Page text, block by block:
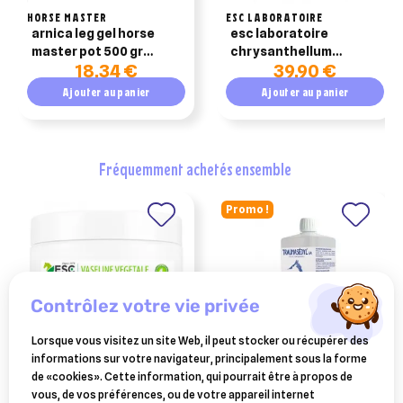
HORSE MASTER
arnica leg gel horse
master pot 500 gr
action rapide pour
cheval
18,34 €
Ajouter au panier
ESC LABORATOIRE
esc laboratoire
chrysanthellum
americanum
circulation 1kg
39,90 €
Ajouter au panier
fréquemment achetés ensemble
ESC LABORATOIRE
esc laboratoire soin
Promo !
BOIRON
traumasedyl 1 litre solution
contrôlez votre vie privée
Lorsque vous visitez un site Web, il peut stocker ou récupérer des
informations sur votre navigateur, principalement sous la forme
de «cookies». Cette information, qui pourrait être à propos de
vous, de vos préférences, ou de votre appareil internet